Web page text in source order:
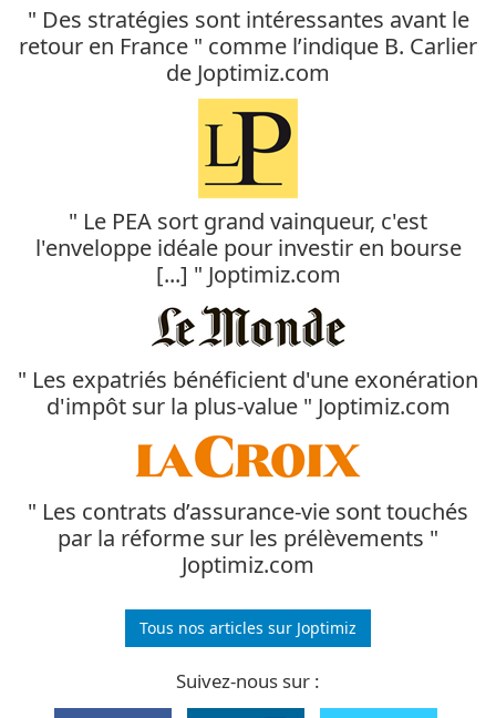
" Des stratégies sont intéressantes avant le
retour en France " comme l’indique B. Carlier
de Joptimiz.com
" Le PEA sort grand vainqueur, c'est
l'enveloppe idéale pour investir en bourse
[...] " Joptimiz.com
" Les expatriés bénéficient d'une exonération
d'impôt sur la plus-value " Joptimiz.com
" Les contrats d’assurance-vie sont touchés
par la réforme sur les prélèvements "
Joptimiz.com
Tous nos articles sur Joptimiz
Suivez-nous sur :